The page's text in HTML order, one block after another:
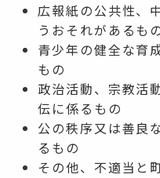
広報紙の公共性、
うおそれがあるも
青少年の健全な育
もの
政治活動、宗教活
伝に係るもの
公の秩序又は善良
るもの
その他、不適当と